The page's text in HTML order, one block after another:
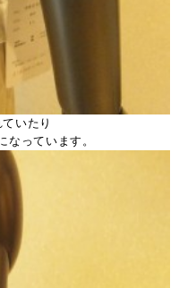
いたり
なっています。